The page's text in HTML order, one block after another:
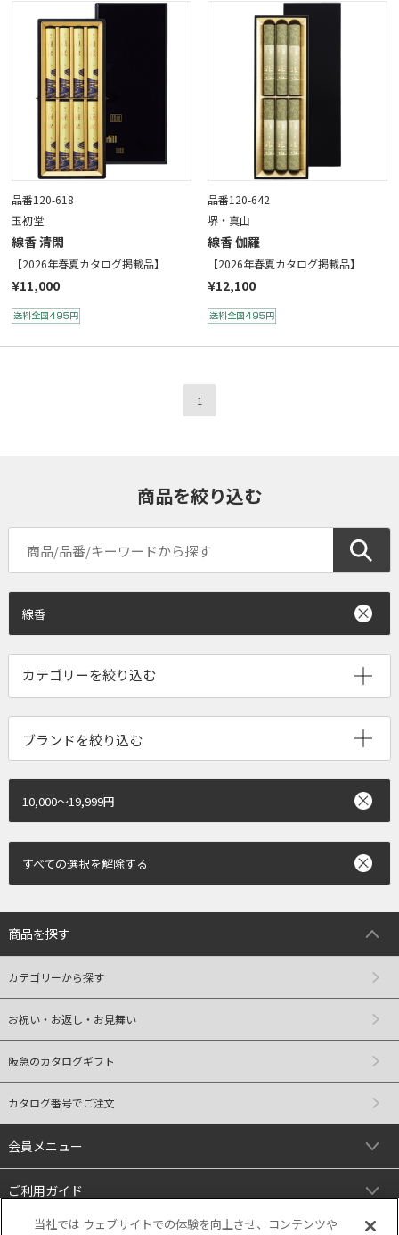
品番120-618
玉初堂
線香 清閑
【2026年春夏カタログ掲載品】
¥11,000
品番120-642
堺・真山
線香 伽羅
【2026年春夏カタログ掲載品】
¥12,100
1
商品を絞り込む
線香
ブランドを絞り込む
10,000～19,999円
すべての選択を解除する
商品を探す
カテゴリーから探す
お祝い・お返し・お見舞い
阪急のカタログギフト
カタログ番号でご注文
会員メニュー
ご利用ガイド
当社では ウェブサイトでの体験を向上させ、コンテンツや